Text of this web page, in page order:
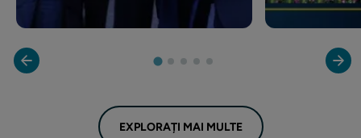
EXPLORAȚI MAI MULTE